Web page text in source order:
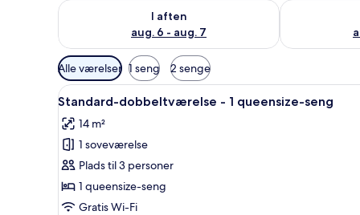
I aften
aug. 6 - aug. 7
Tjek tilgængelighed for i aften aug. 6 - aug. 7
Tjek
Tilgængelige
filtre
for
værelser
Alle værelser 1 seng 2 senge
Indlæs
alle
billeder
af
Standard-
dobbeltværelse
-
Et soveværelse med
6
Standard-dobbeltværelse - 1 queensize-seng
14 m²
1 soveværelse
Plads til 3 personer
1 queensize-seng
Gratis Wi-Fi